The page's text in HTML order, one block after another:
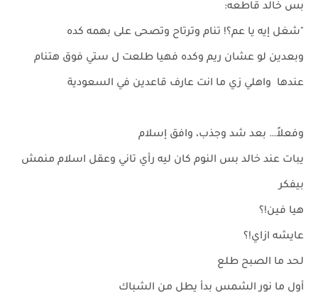
بس خالد قاطعه:
"شغل إيه يا عم؟! تنام وترتاح وتصحى على بهمه كده
وبعدين لو عشان ريم وكده فهيا طلعت ل ستي فوق هتنام
عندها واهلي زي ما انت عارف قاعدين في السعودية
وفعلاً… بعد شد وجذب، وافق إسلام
يبات عند خالد بس النوم كان ليه رأي تاني وعقل اسلام منمش
بيفكر
هيا فين!؟
عايشه ازاي!؟
لحد ما الصبح طلع
أول ما نور الشمس بدأ يطل من الشباك